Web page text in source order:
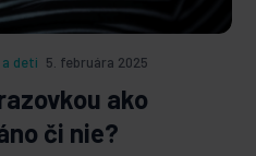
deti 5. februára 2025
ako
či nie?